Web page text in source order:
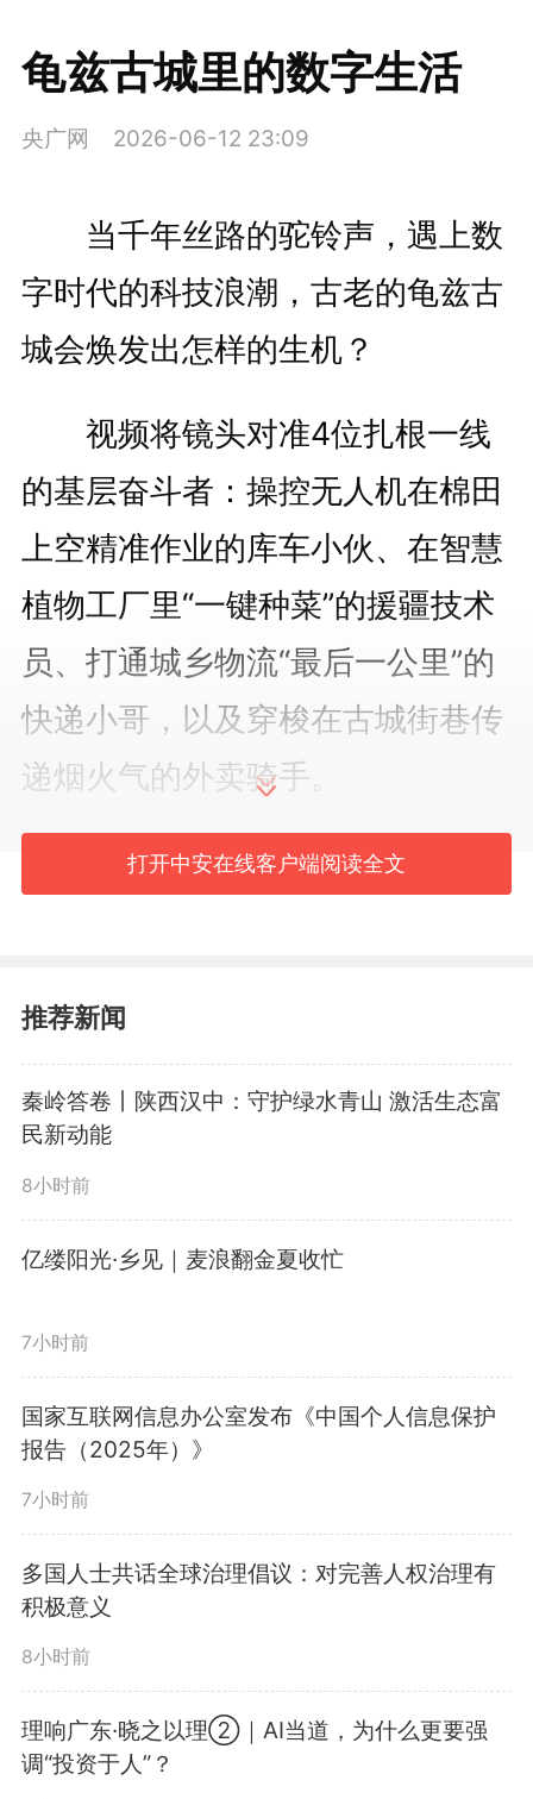
龟兹古城里的数字生活
央广网 2026-06-12 23:09
当千年丝路的驼铃声，遇上数
字时代的科技浪潮，古老的龟兹古
城会焕发出怎样的生机？
视频将镜头对准4位扎根一线
的基层奋斗者：操控无人机在棉田
上空精准作业的库车小伙、在智慧
植物工厂里“一键种菜”的援疆技术
员、打通城乡物流“最后一公里”的
快递小哥，以及穿梭在古城街巷传
递烟火气的外卖骑手。
从田间地头的智慧耕种，到市
活的开始，跟随他们的视角，一起
见证千年龟兹在数字赋能下的华丽
蝶变，感受古老文明与现代科技交
织出的温暖力量！（来源：新疆维
吾尔自治区党委网信办）
版权声明：未经许可禁止以任何形式转载
打开中安在线客户端阅读全文
推荐新闻
秦岭答卷丨陕西汉中：守护绿水青山 激活生态富
民新动能
8小时前
亿缕阳光·乡见｜麦浪翻金夏收忙
7小时前
国家互联网信息办公室发布《中国个人信息保护
报告（2025年）》
7小时前
多国人士共话全球治理倡议：对完善人权治理有
积极意义
8小时前
理响广东·晓之以理②｜AI当道，为什么更要强
调“投资于人”？